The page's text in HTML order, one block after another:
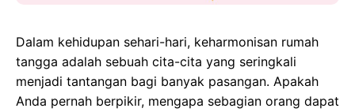
Dalam kehidupan sehari-hari, keharmonisan rumah
tangga adalah sebuah cita-cita yang seringkali
menjadi tantangan bagi banyak pasangan. Apakah
Anda pernah berpikir, mengapa sebagian orang dapat